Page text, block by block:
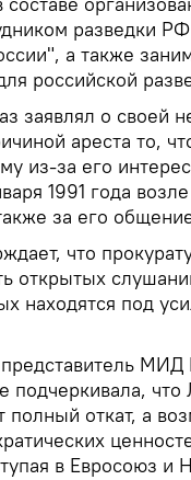
разведки
а также
российской
заявлял о своей
ареста то,
из-за его
1991 года
за его
что
открытых
находятся под
МИД
подчеркивала, что
полный откат, а
в Евросоюз и